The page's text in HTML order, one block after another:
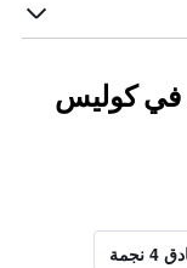
في كوليس
نجمة